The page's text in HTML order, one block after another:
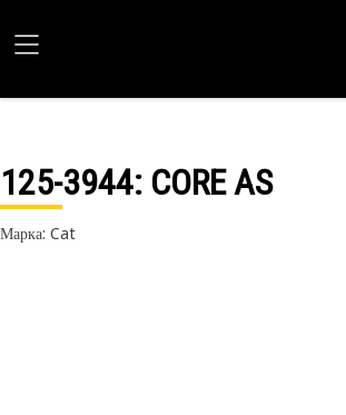
125-3944: CORE AS
Марка: Cat